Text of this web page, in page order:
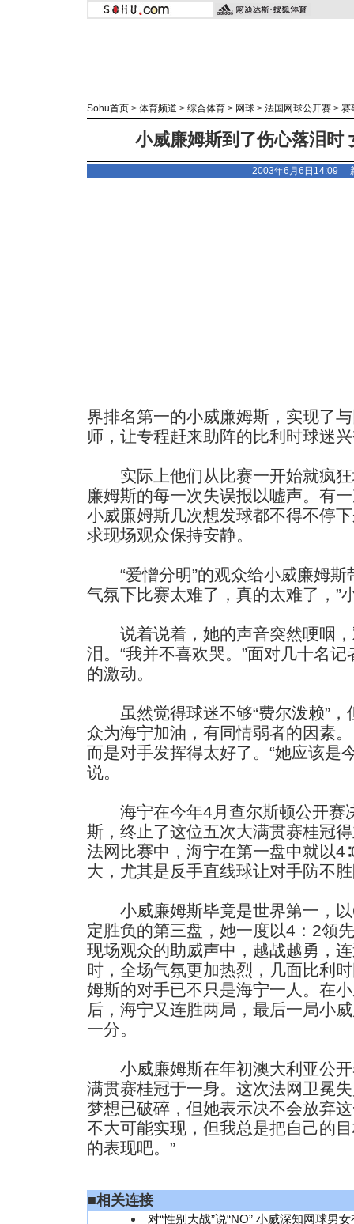
Sohu首页 > 体育频道 > 综合体育 > 网球 > 法国网球公开赛 > 赛
小威廉姆斯到了伤心落泪时
2003年6月6日14:09
界排名第一的小威廉姆斯，实现了
师，让专程赶来助阵的比利时球迷
实际上他们从比赛一开始就疯狂
廉姆斯的每一次失误报以嘘声。有
小威廉姆斯几次想发球都不得不停
求现场观众保持安静。
“爱憎分明”的观众给小威廉姆斯
气氛下比赛太难了，真的太难了，”
说着说着，她的声音突然哽咽，
泪。“我并不喜欢哭。”面对几十名
的激动。
虽然觉得球迷不够“费尔泼赖”，
众为海宁加油，有同情弱者的因素
而是对手发挥得太好了。“她应该是
说。
海宁在今年4月查尔斯顿公开赛
斯，终止了这位五次大满贯赛桂冠
法网比赛中，海宁在第一盘中就以
大，尤其是反手直线球让对手防不
小威廉姆斯毕竟是世界第一，以
定胜负的第三盘，她一度以4：2领
现场观众的助威声中，越战越勇，
时，全场气氛更加热烈，几面比利
姆斯的对手已不只是海宁一人。在
后，海宁又连胜两局，最后一局小
一分。
小威廉姆斯在年初澳大利亚公开
满贯赛桂冠于一身。这次法网卫冕
梦想已破碎，但她表示决不会放弃
不大可能实现，但我总是把自己的
的表现吧。”
■相关连接
对“性别大战”说“NO” 小威深知网球男